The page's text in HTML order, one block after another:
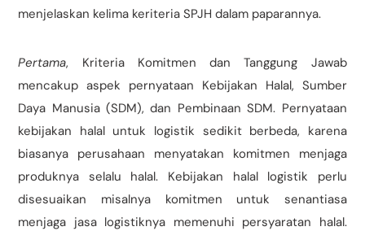
menjelaskan kelima keriteria SPJH dalam paparannya.
Pertama, Kriteria Komitmen dan Tanggung Jawab
mencakup aspek pernyataan Kebijakan Halal, Sumber
Daya Manusia (SDM), dan Pembinaan SDM. Pernyataan
kebijakan halal untuk logistik sedikit berbeda, karena
biasanya perusahaan menyatakan komitmen menjaga
produknya selalu halal. Kebijakan halal logistik perlu
disesuaikan misalnya komitmen untuk senantiasa
menjaga jasa logistiknya memenuhi persyaratan halal.